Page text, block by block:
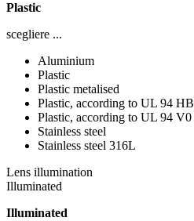
Plastic
scegliere ...
Aluminium
Plastic
Plastic metalised
Plastic, according to UL 94 HB
Plastic, according to UL 94 V0
Stainless steel
Stainless steel 316L
Lens illumination
Illuminated
Illuminated